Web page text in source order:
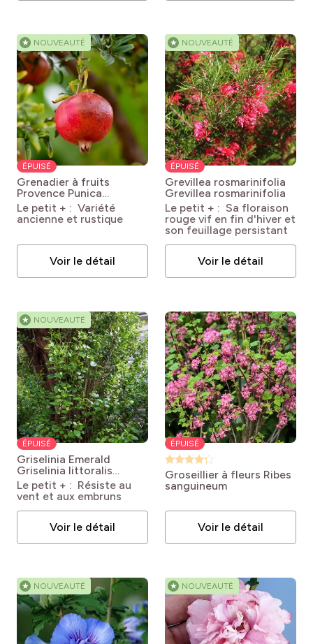
★ NOUVEAUTÉ
ÉPUISÉ
Grenadier à fruits
Provence Punica
granatum Provence
Le petit + : Variété
ancienne et rustique
Voir le détail
★ NOUVEAUTÉ
ÉPUISÉ
Grevillea rosmarinifolia
Grevillea rosmarinifolia
Le petit + : Sa floraison
rouge vif en fin d'hiver et
son feuillage persistant
Voir le détail
★ NOUVEAUTÉ
ÉPUISÉ
Griselinia Emerald
Griselinia littoralis
Emerald
Le petit + : Résiste au
vent et aux embruns
Voir le détail
ÉPUISÉ
Groseillier à fleurs Ribes
sanguineum
Voir le détail
★ NOUVEAUTÉ ★ NOUVEAUTÉ